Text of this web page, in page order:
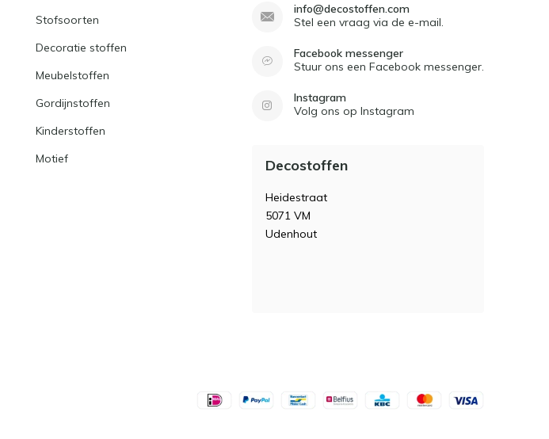
Stofsoorten
Decoratie stoffen
Meubelstoffen
Gordijnstoffen
Kinderstoffen
Motief
info@decostoffen.com
Stel een vraag via de e-mail.
Facebook messenger
Stuur ons een Facebook messenger.
Instagram
Volg ons op Instagram
Decostoffen
Heidestraat
5071 VM
Udenhout